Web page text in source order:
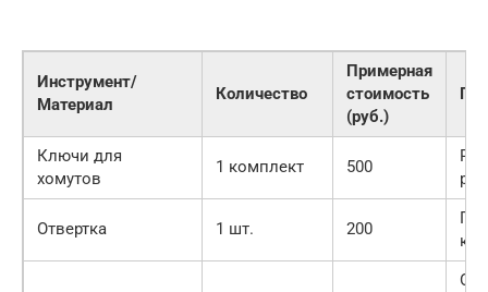
Инструмент/
Материал
Количество
Примерная
стоимость
(руб.)
Ключи для
хомутов
1 комплект 500
Отвертка 1 шт. 200